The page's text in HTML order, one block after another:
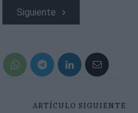
Siguiente
ARTÍCULO SIGUIENTE